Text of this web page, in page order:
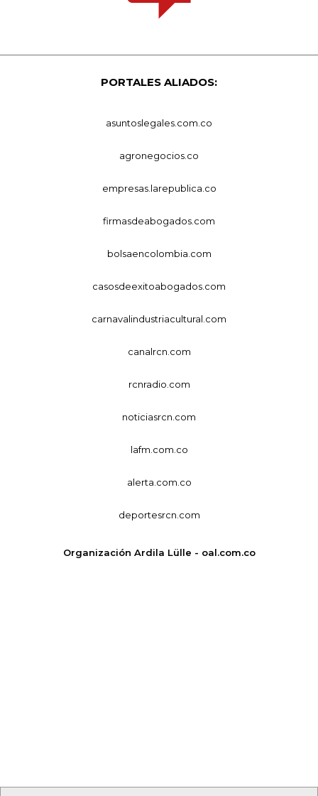
PORTALES ALIADOS:
asuntoslegales.com.co
agronegocios.co
empresas.larepublica.co
firmasdeabogados.com
bolsaencolombia.com
casosdeexitoabogados.com
carnavalindustriacultural.com
canalrcn.com
rcnradio.com
noticiasrcn.com
lafm.com.co
alerta.com.co
deportesrcn.com
Organización Ardila Lülle - oal.com.co